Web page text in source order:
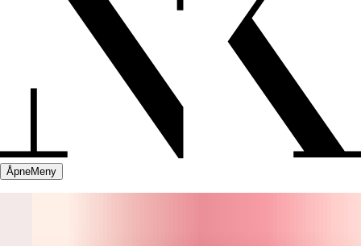
ÅpneMeny